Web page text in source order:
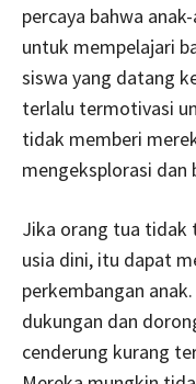
percaya bahwa
untuk mempelajari
siswa yang datang
terlalu termotivasi
tidak memberi
mengeksplorasi dan
Jika orang tua tidak
usia dini, itu dapat
perkembangan
dukungan dan
cenderung kurang